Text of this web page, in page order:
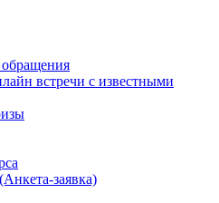
встречи с известными
заявка)